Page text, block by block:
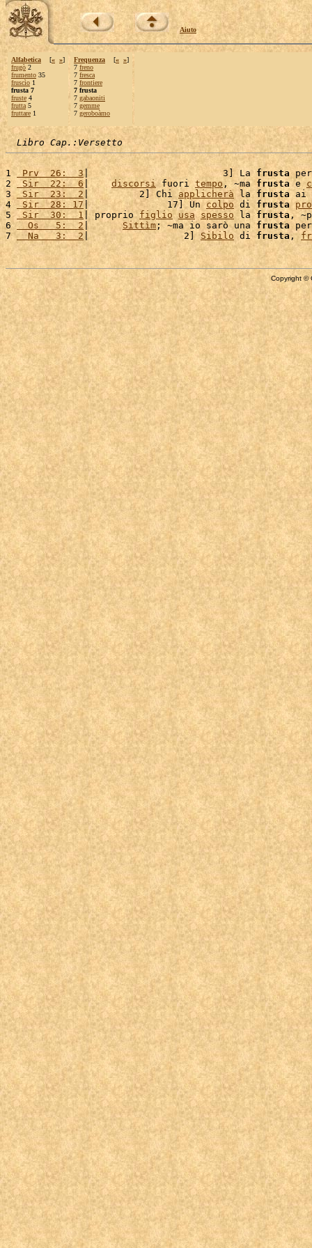
Aiuto
Alfabetica [« »]
frugò 2
frumento 35
fruscìo 1
frusta 7
fruste 4
frutta 5
fruttare 1
Frequenza [« »]
7 freno
7 fresca
7 frontiere
7 frusta
7 gabaoniti
7 gemme
7 geroboàmo
Libro Cap.:Versetto
1 Prv  26:  3|                        3] La frusta
2
Sir  22:  6 | discorsi fuori tempo , ~ma frusta e
3 Sir  23:  2 |         2] Chi applicherà la frusta ai
4
Sir  28: 17|              17] Un colpo di frusta
5 Sir  30:  1 | proprio figlio usa spesso la frusta ,
6
  Os   5:  2
| Sittìm ; ~ma io sarò una frusta
7
  Na   3:  2
|                 2] Sibilo di frusta ,
Copyright ©